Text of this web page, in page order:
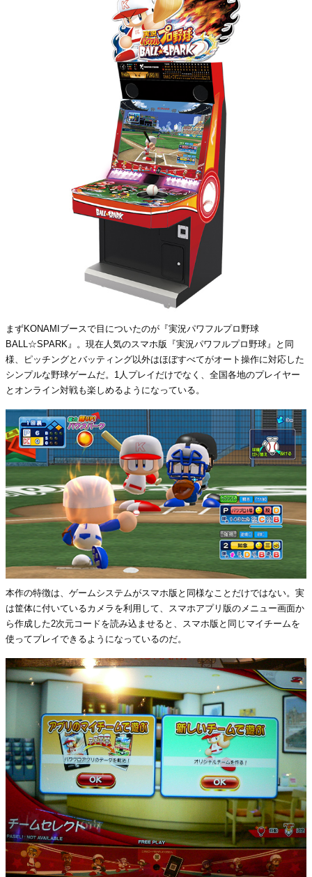
まずKONAMIブースで目についたのが『実況パワフルプロ野球
BALL☆SPARK』。現在人気のスマホ版『実況パワフルプロ野球』と同
様、ピッチングとバッティング以外はほぼすべてがオート操作に対応した
シンプルな野球ゲームだ。1人プレイだけでなく、全国各地のプレイヤー
とオンライン対戦も楽しめるようになっている。
本作の特徴は、ゲームシステムがスマホ版と同様なことだけではない。実
は筐体に付いているカメラを利用して、スマホアプリ版のメニュー画面か
ら作成した2次元コードを読み込ませると、スマホ版と同じマイチームを
使ってプレイできるようになっているのだ。